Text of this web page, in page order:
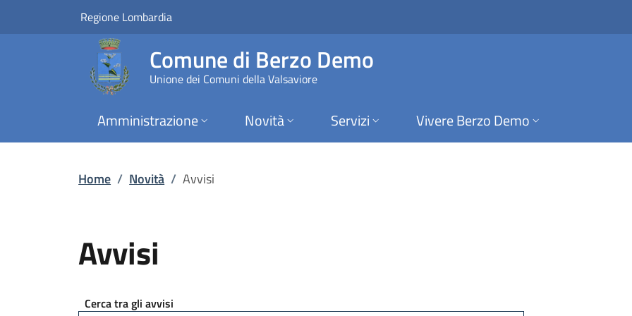
Vai al contenuto principale
Avvisi | Comune di Berzo Demo
Regione Lombardia
Comune di Berzo Demo
Unione dei Comuni della Valsaviore
Amministrazione Novità Servizi Vivere Berzo Demo
Home / Novità / Avvisi
Avvisi
Cerca tra gli avvisi